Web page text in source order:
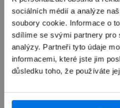
sociálních médií a analýze
soubory cookie. Informace o
sdílíme se svými partnery pro
analýzy. Partneři tyto údaje
informacemi, které jste jim
důsledku toho, že používáte